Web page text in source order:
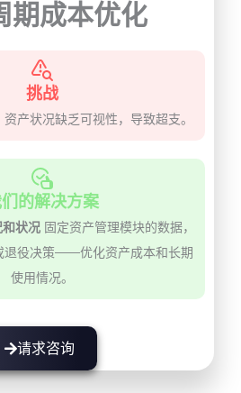
期成本优化
挑战
产状况缺乏可视性，导致超支。
的解决方案
状况 固定资产管理模块的数据，
退役决策——优化资产成本和长期
使用情况。
请求咨询